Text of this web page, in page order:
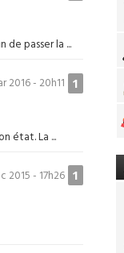
passer la ...
1
2016 - 20h11
état. La ...
1
2015 - 17h26